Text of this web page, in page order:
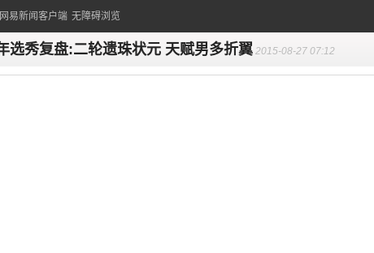
易新闻客户端 无障碍浏览
选秀复盘:二轮遗珠状元 天赋男多折翼 2015-08-27 07:12